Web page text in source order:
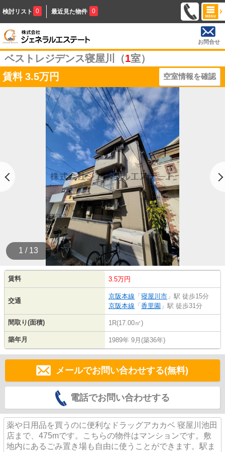
検討リスト 0 最近見た物件 0
お問合せ
ベストレジデンス寝屋川（1室）
賃料 3.5万円 空室情報を確認
1 / 13
賃料 3.5万円
交通
京阪本線 「 寝屋川市 」駅 徒歩15分
京阪本線 「 香里園 」駅 徒歩31分
間取り(面積) 1R(17.00㎡)
築年月 1989年 9月(築36年)
メールでお問い合わせする(無料)
電話でお問い合わせする
薬や日用品を買うのに便利なドラッグアカカベ 寝屋川池田
店まで、475mです。こちらの物件はマンションです。敷
地内にあるごみ置き場も自由に使うことができます。駅ま